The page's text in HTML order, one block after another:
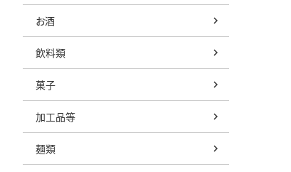
お酒
飲料類
菓子
加工品等
麺類